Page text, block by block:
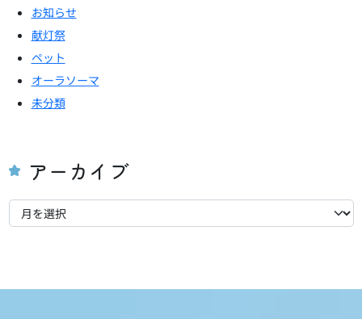
ー
シ
ョ
ン
お知らせ
献灯祭
ペット
オーラソーマ
未分類
アーカイブ
ー